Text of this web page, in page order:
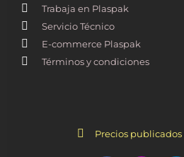
Trabaja en Plaspak
Servicio Técnico
E-commerce Plaspak
Términos y condiciones
Precios